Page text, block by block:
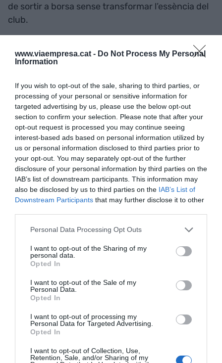
www.viaempresa.cat - Do Not Process My Personal
Information
If you wish to opt-out of the sale, sharing to third parties, or
processing of your personal or sensitive information for
targeted advertising by us, please use the below opt-out
section to confirm your selection. Please note that after your
opt-out request is processed you may continue seeing
interest-based ads based on personal information utilized by
us or personal information disclosed to third parties prior to
your opt-out. You may separately opt-out of the further
disclosure of your personal information by third parties on the
IAB’s list of downstream participants. This information may
also be disclosed by us to third parties on the IAB’s List of
Downstream Participants that may further disclose it to other
Personal Data Processing Opt Outs
I want to opt-out of the Sharing of my
personal data.
Opted In
I want to opt-out of the Sale of my
Personal Data.
Opted In
I want to opt-out of processing my
Personal Data for Targeted Advertising.
Opted In
I want to opt-out of Collection, Use,
Retention, Sale, and/or Sharing of my
de sortir a borsa sense transformar l’essència del
club.
Florentino Pérez i Joan Laporta | Europa Press
Aquest model no compleix el propòsit de
Florentino perquè les filials no estan controlades
de manera directa pels socis, sinó que aquests en
el del Bayern, el que es va fer és escindir el primer
equip de futbol del club i traspassar-lo a una
societat anònima nova, el
el màxim accionista és el club (el FC Bayern eV)
amb un 75% del capital.
Aquí, el cor del negoci és a la societat anònima,
aliens al club. Per tant, aquest model permet